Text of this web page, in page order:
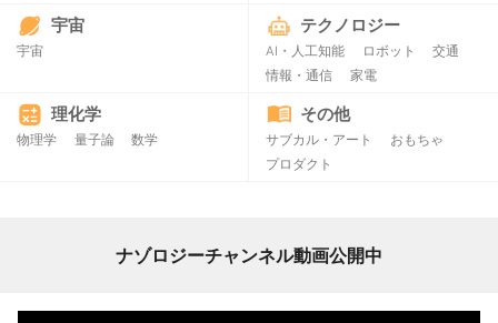
宇宙
宇宙
テクノロジー
AI・人工知能 ロボット
交通
情報・通信
家電
理化学
物理学 量子論 数学
その他
サブカル・アート
おもちゃ
プロダクト
ナゾロジーチャンネル動画公開中